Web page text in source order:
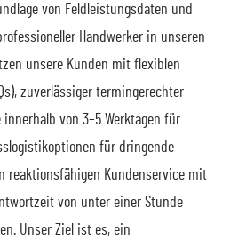
von Feldleistungsdaten und
Handwerker in unseren
unsere Kunden mit flexiblen
zuverlässiger termingerechter
innerhalb von 3–5 Werktagen für
für dringende
reaktionsfähigen Kundenservice mit
von unter einer Stunde
Unser Ziel ist es, ein